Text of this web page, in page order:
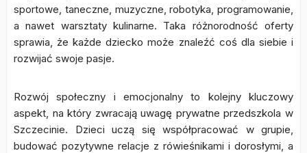
sportowe, taneczne, muzyczne, robotyka, programowanie,
a nawet warsztaty kulinarne. Taka różnorodność oferty
sprawia, że każde dziecko może znaleźć coś dla siebie i
rozwijać swoje pasje.
Rozwój społeczny i emocjonalny to kolejny kluczowy
aspekt, na który zwracają uwagę prywatne przedszkola w
Szczecinie. Dzieci uczą się współpracować w grupie,
budować pozytywne relacje z rówieśnikami i dorosłymi, a